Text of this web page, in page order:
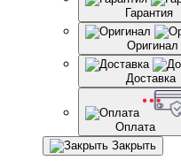
Гарантия
Оригинал
Доставка
Оплата
Закрыть